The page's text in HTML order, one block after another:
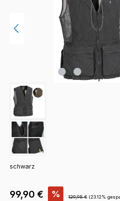
schwarz
Verkaufspreis:
99,90 € % Regulärer Preis:
129,95 € (23.12%